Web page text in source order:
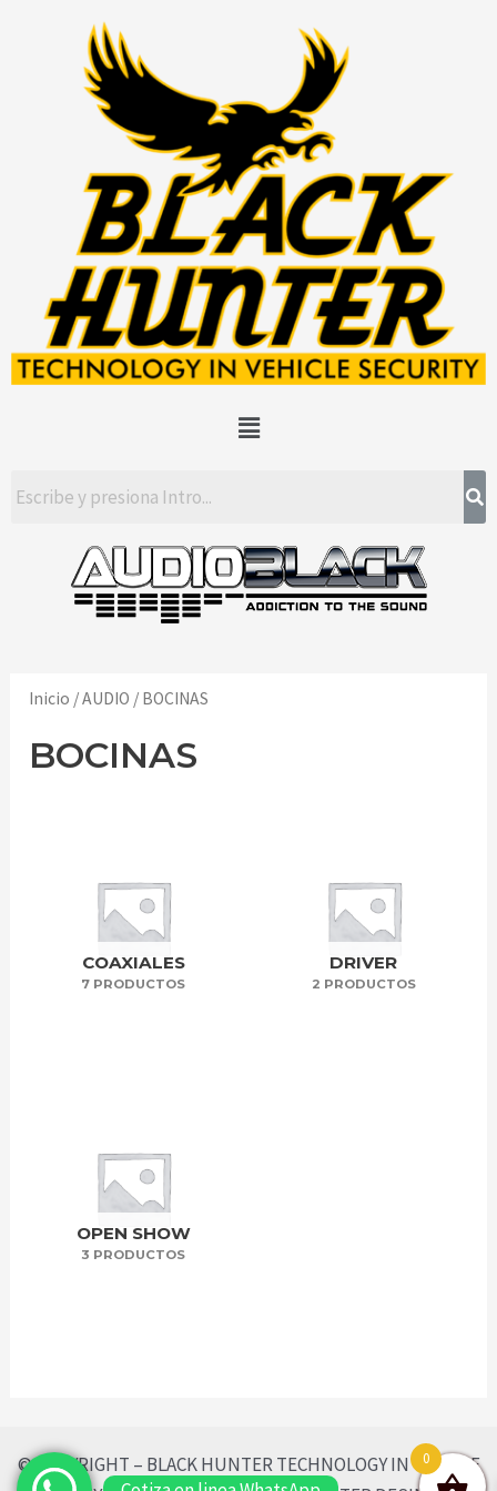
Inicio /AUDIO / BOCINAS
BOCINAS
COAXIALES
7 PRODUCTOS
DRIVER
2 PRODUCTOS
OPEN SHOW
3 PRODUCTOS
© COPYRIGHT – BLACK HUNTER TECHNOLOGY IN VEHICLE
0